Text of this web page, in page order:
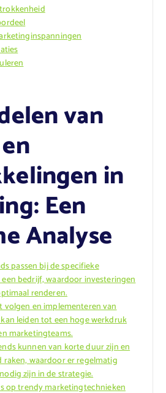
van
in
Een
Analyse
passen bij de specifieke
bedrijf, waardoor investeringen
renderen.
volgen en implementeren van
leiden tot een hoge werkdruk
marketingteams.
kunnen van korte duur zijn en
raken, waardoor er regelmatig
zijn in de strategie.
op trendy marketingtechnieken